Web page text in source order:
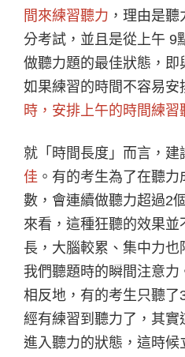
間來練習聽力 ，理由是
分考試，並且是從上午 9
做聽力題的最佳狀態，即
如果練習的時間不容易安
時，安排上午的時間練習
就「時間長度」而言，建
佳 。有的考生為了在聽
數，會連續做聽力超過2
來看，這種狂聽的效果並
長，大腦較累、集中力
我們聽題時的瞬間注意力
相反地，有的考生只聽
經有練習到聽力了，其實
進入聽力的狀態，這時